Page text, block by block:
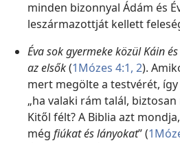
minden bizonnyal Ádám és
leszármazottját kellett
Éva sok gyermeke közül Káin
az elsők(1Mózes 4:1, 2).
mert megölte a testvérét,
„ha valaki rám talál, biztosan
Kitől félt? A Biblia azt
még fiúkat és lányokat” (